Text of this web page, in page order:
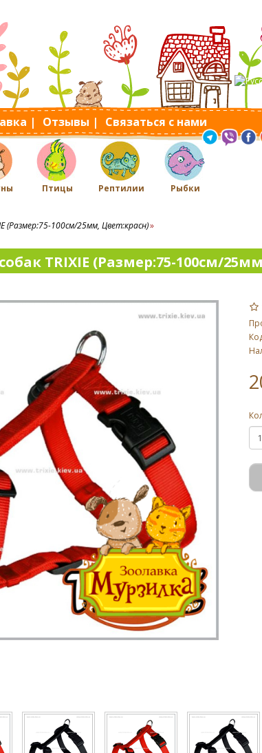
| Отзывы | Связаться с нами
Птицы Рептилии Рыбки
(Размер:75-100см/25мм, Цвет:красн)
TRIXIE (Размер:75-100см/